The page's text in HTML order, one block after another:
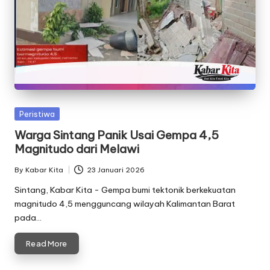
Posted
Peristiwa
Warga Sintang Panik Usai Gempa 4,5
Magnitudo dari Melawi
Posted
by
By Kabar Kita 23 Januari 2026
Sintang, Kabar Kita - Gempa bumi tektonik berkekuatan
magnitudo 4,5 mengguncang wilayah Kalimantan Barat
pada…
Read More